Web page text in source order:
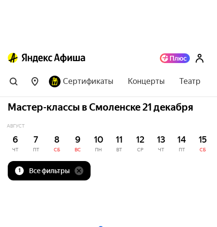
Сертификаты Концерты Театр
Мастер-классы в Смоленске 21 декабря
АВГУСТ
6
ЧТ
7
ПТ
8
СБ
9
ВС
10
ПН
11
ВТ
12
СР
13
ЧТ
14
ПТ
15
СБ
1 Все фильтры